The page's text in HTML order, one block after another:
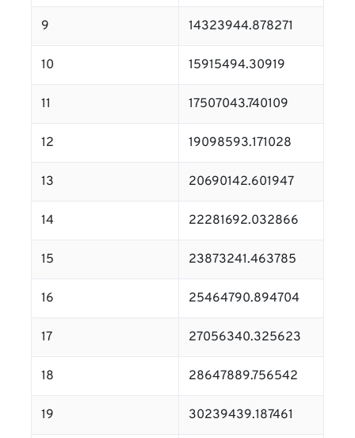
9 14323944.878271
10 15915494.30919
11 17507043.740109
12 19098593.171028
13 20690142.601947
14 22281692.032866
15 23873241.463785
16 25464790.894704
17 27056340.325623
18 28647889.756542
19 30239439.187461